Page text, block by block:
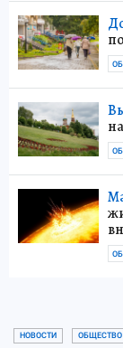
НОВОСТИ ОБЩЕСТВО